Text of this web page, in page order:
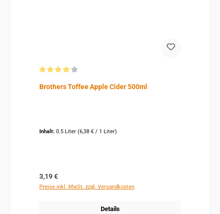
Brothers Toffee Apple Cider 500ml
Inhalt: 0.5 Liter (6,38 € / 1 Liter)
Regulärer Preis:
3,19 €
Preise inkl. MwSt. zzgl. Versandkosten
Details